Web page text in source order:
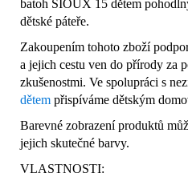
batoh SIOUX 15 dětem
dětské páteře.
Zakoupením tohoto zboží
a jejich cestu ven do přírody za
zkušenostmi. Ve spolupráci s
dětem přispíváme dětským
Barevné zobrazení produktů
jejich skutečné barvy.
VLASTNOSTI: